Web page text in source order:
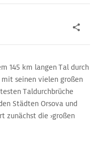
145 km langen Tal durch
seinen vielen großen
Taldurchbrüche
Städten Orsova und
zunächst die ›großen